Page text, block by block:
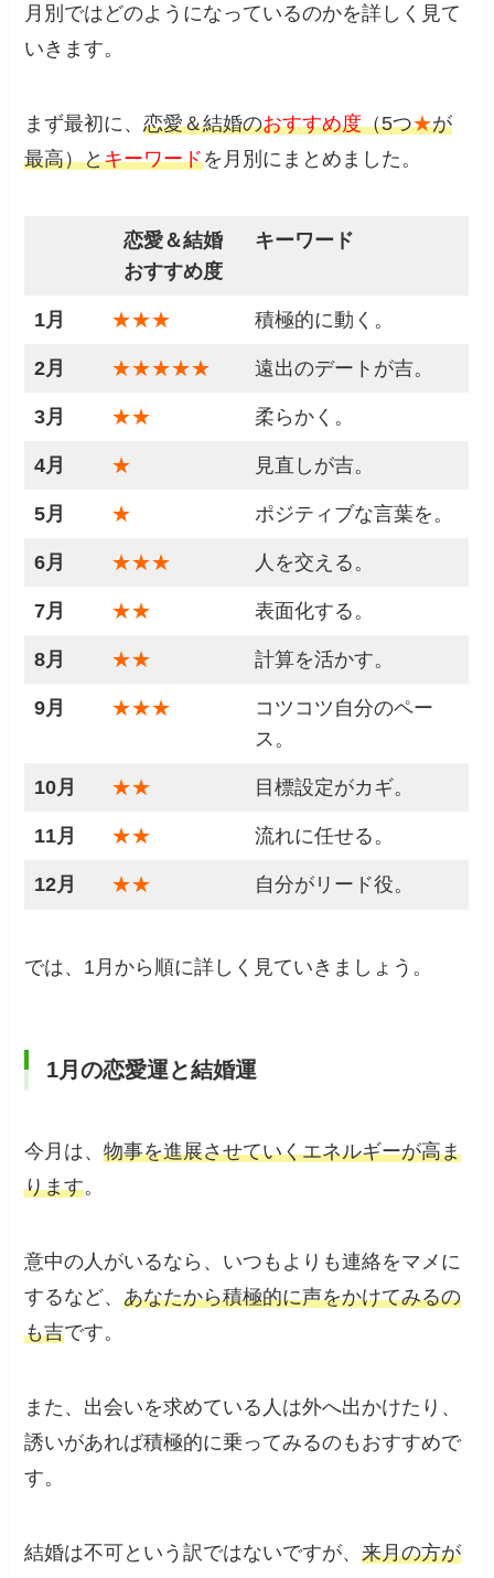
月別ではどのようになっているのかを詳しく見て
いきます。
まず最初に、恋愛＆結婚のおすすめ度（5つ★が
最高）とキーワードを月別にまとめました。
恋愛＆結婚
おすすめ度
キーワード
1月 ★★★ 積極的に動く。
2月 ★★★★★ 遠出のデートが吉。
3月 ★★ 柔らかく。
4月 ★ 見直しが吉。
5月 ★ ポジティブな言葉を。
6月 ★★★ 人を交える。
7月 ★★ 表面化する。
8月 ★★ 計算を活かす。
9月 ★★★
コツコツ自分のペー
ス。
10月 ★★ 目標設定がカギ。
11月 ★★ 流れに任せる。
12月 ★★ 自分がリード役。
では、1月から順に詳しく見ていきましょう。
1月の恋愛運と結婚運
今月は、物事を進展させていくエネルギーが高ま
ります。
意中の人がいるなら、いつもよりも連絡をマメに
するなど、あなたから積極的に声をかけてみるの
も吉です。
また、出会いを求めている人は外へ出かけたり、
誘いがあれば積極的に乗ってみるのもおすすめで
す。
結婚は不可という訳ではないですが、来月の方が